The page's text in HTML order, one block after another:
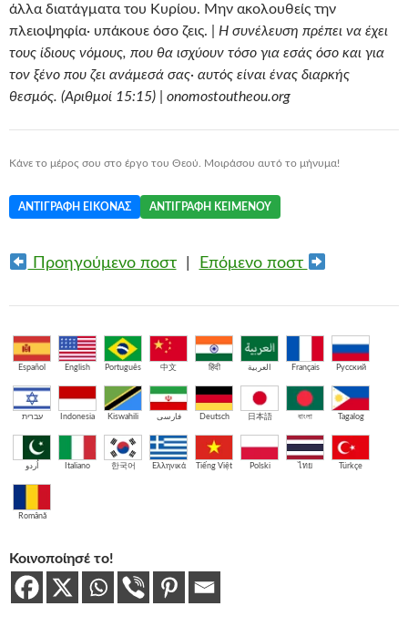
άλλα διατάγματα του Κυρίου. Μην ακολουθείς την
πλειοψηφία· υπάκουε όσο ζεις. | Η συνέλευση πρέπει να έχει
τους ίδιους νόμους, που θα ισχύουν τόσο για εσάς όσο και για
τον ξένο που ζει ανάμεσά σας· αυτός είναι ένας διαρκής
θεσμός. (Αριθμοί 15:15) | onomostoutheou.org
Κάνε το μέρος σου στο έργο του Θεού. Μοιράσου αυτό το μήνυμα!
ΑΝΤΙΓΡΑΦΉ ΕΙΚΌΝΑΣ ΑΝΤΙΓΡΑΦΉ ΚΕΙΜΈΝΟΥ
Προηγούμενο ποστ| Επόμενο ποστ
Español English Português 中文 हिंदी العربية Français Русский
עברית Indonesia Kiswahili فارسی Deutsch 日本語 বাংলা Tagalog
اُردو Italiano 한국어 Ελληνικά Tiếng Việt Polski ไทย Türkçe
Română
Κοινοποίησέ το!